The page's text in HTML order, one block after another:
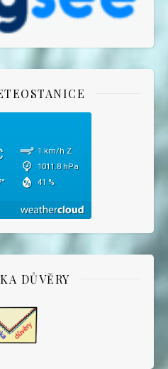
DŮVĚRY